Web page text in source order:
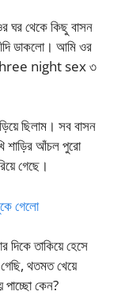
ঘর থেকে কিছু বাসন
ডাকলো। আমি ওর
three night sex ৩
ছিলাম। সব বাসন
শাড়ির আঁচল পুরো
গেছে।
গেলো
দিকে তাকিয়ে হেসে
থতমত খেয়ে
কেন?